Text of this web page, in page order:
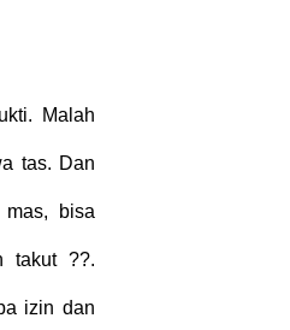
Malah
tas. Dan
mas, bisa
takut ??.
izin dan